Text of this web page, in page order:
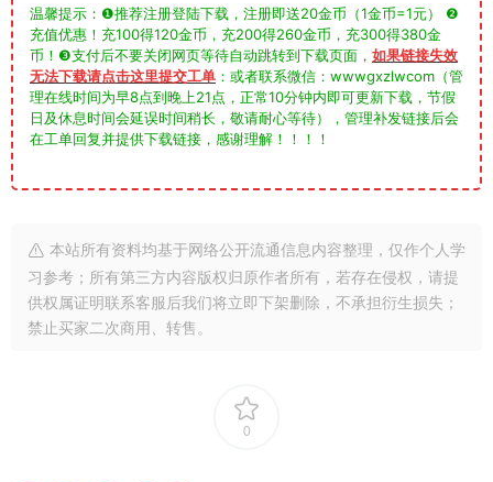
温馨提示：❶推荐注册登陆下载，注册即送20金币（1金币=1元） ❷
充值优惠！充100得120金币，充200得260金币，充300得380金
币！❸支付后不要关闭网页等待自动跳转到下载页面， 如果链接失效
无法下载请点击这里提交工单 ：或者联系微信：wwwgxzlwcom（管
理在线时间为早8点到晚上21点，正常10分钟内即可更新下载，节假
日及休息时间会延误时间稍长，敬请耐心等待），管理补发链接后会
在工单回复并提供下载链接，感谢理解！！！！
本站所有资料均基于网络公开流通信息内容整理，仅作个人学
习参考；所有第三方内容版权归原作者所有，若存在侵权，请提
供权属证明联系客服后我们将立即下架删除，不承担衍生损失；
禁止买家二次商用、转售。
0